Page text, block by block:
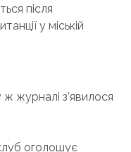
після
у міській
журналі з’явилося
оголошує